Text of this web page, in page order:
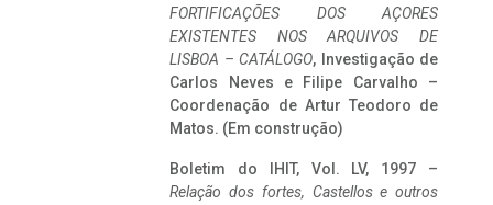
FORTIFICAÇÕES DOS AÇORES
EXISTENTES NOS ARQUIVOS DE
LISBOA – CATÁLOGO, Investigação de
Carlos Neves e Filipe Carvalho –
Coordenação de Artur Teodoro de
Matos. (Em construção)
Boletim do IHIT, Vol. LV, 1997 –
Relação dos fortes, Castellos e outros